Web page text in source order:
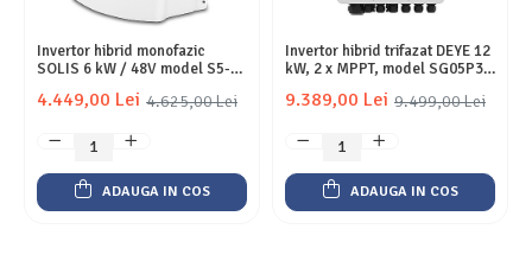
Invertor hibrid monofazic
SOLIS 6 kW / 48V model S5-
4.625,00 Lei
4.449,00 Lei
ADAUGA IN COS
Invertor hibrid trifazat DEYE 12
kW, 2 x MPPT, model SG05P3-
9.499,00 Lei
9.389,00 Lei
ADAUGA IN COS